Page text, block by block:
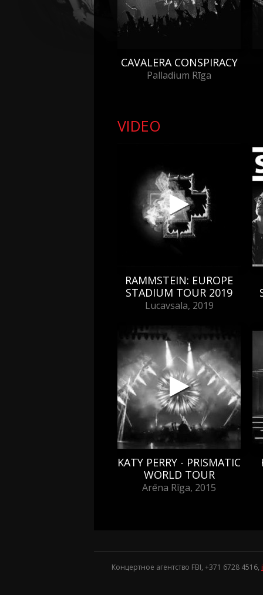
CAVALERA CONSPIRACY
Palladium Rīga
VIDEO
RAMMSTEIN: EUROPE
STADIUM TOUR 2019
Lucavsala, 2019
KATY PERRY - PRISMATIC
WORLD TOUR
Arēna Rīga, 2015
Концертное агентство FBI, +371 6728 4516,